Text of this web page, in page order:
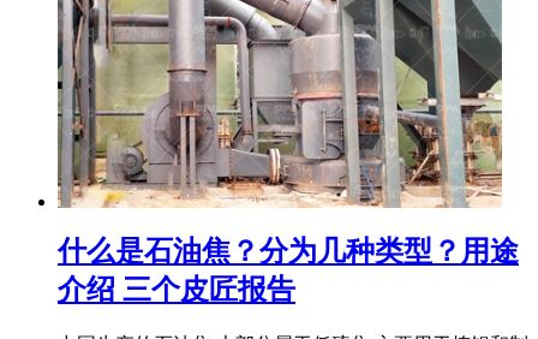
什么是石油焦？分为几种类型？用途
介绍 三个皮匠报告